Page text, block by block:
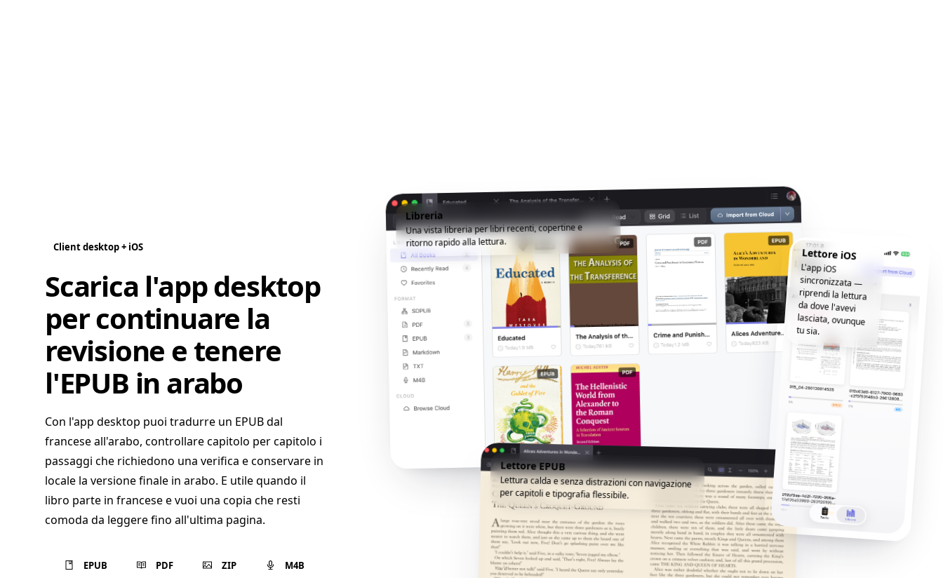
Client desktop + iOS
Scarica l'app desktop
per continuare la
revisione e tenere
l'EPUB in arabo
Con l'app desktop puoi tradurre un EPUB dal
francese all'arabo, controllare capitolo per capitolo i
passaggi che richiedono una verifica e conservare in
locale la versione finale in arabo. E utile quando il
libro parte in francese e vuoi una copia che resti
comoda da leggere fino all'ultima pagina.
EPUB PDF ZIP M4B
Libreria
Una vista libreria per libri recenti, copertine e
ritorno rapido alla lettura.
Lettore EPUB
Lettura calda e senza distrazioni con navigazione
per capitoli e tipografia flessibile.
Lettore iOS
L'app iOS
sincronizzata —
riprendi la lettura
da dove l'avevi
lasciata, ovunque
tu sia.